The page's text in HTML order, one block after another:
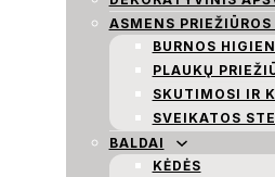
ASMENS
BURNOS
PLAUKŲ
SKUTIMOSI IR
SVEIKATOS
BALDAI
KĖDĖS